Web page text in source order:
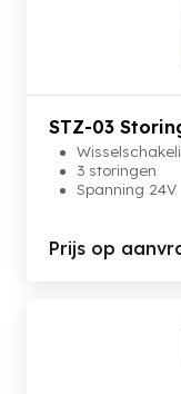
STZ-03
3 storingen
Spanning 24V
Prijs op